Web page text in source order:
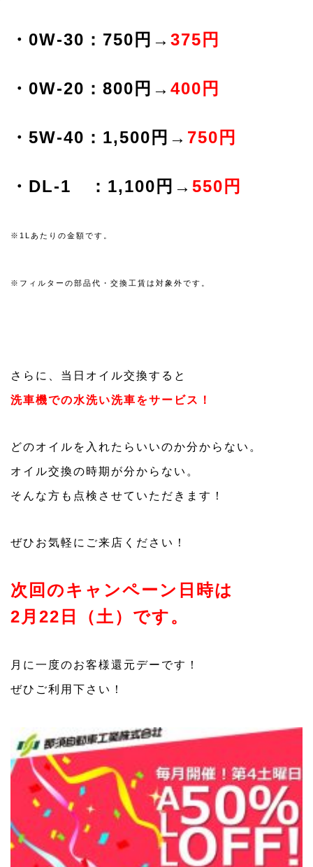
・0W-30：750円→ 375円
・0W-20：800円→ 400円
・5W-40：1,500円→ 750円
・DL-1 ：1,100円→ 550円
※1Lあたりの金額です。
※フィルターの部品代・交換工賃は対象外です。
さらに、当日オイル交換すると
洗車機での水洗い洗車をサービス！
どのオイルを入れたらいいのか分からない。
オイル交換の時期が分からない。
そんな方も点検させていただきます！
ぜひお気軽にご来店ください！
次回のキャンペーン日時は
2月22日（土）です。
月に一度のお客様還元デーです！
ぜひご利用下さい！